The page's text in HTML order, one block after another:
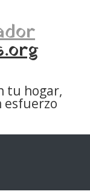
tu hogar,
esfuerzo